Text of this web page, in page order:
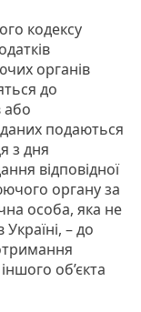
кодексу
органів
до
або
подаються
з дня
відповідної
органу за
особа, яка не
– до
об’єкта